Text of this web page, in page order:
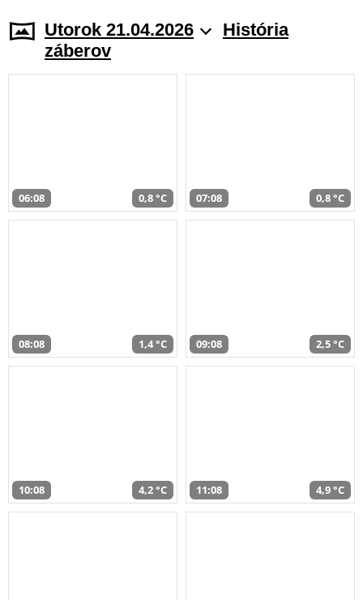
Utorok 21.04.2026
História
záberov
06:08 0,8 °C 07:08 0,8 °C
08:08 1,4 °C 09:08 2,5 °C
10:08 4,2 °C 11:08 4,9 °C